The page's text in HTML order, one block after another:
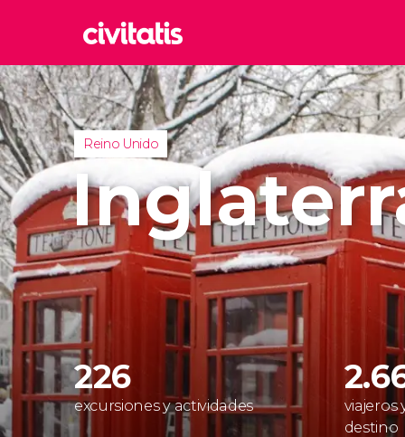
Italia
Reino
Reino
Turquía
Reino Unido
226
excursiones y actividades
viajeros
destino